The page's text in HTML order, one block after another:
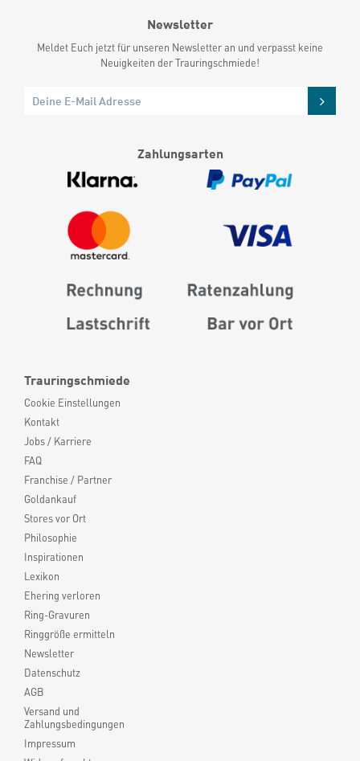
Trauringschmiede
Cookie Einstellungen
Kontakt
Jobs / Karriere
FAQ
Franchise / Partner
Goldankauf
Stores vor Ort
Philosophie
Inspirationen
Lexikon
Ehering verloren
Ring-Gravuren
Ringgröße ermitteln
Newsletter
Datenschutz
AGB
Versand und
Zahlungsbedingungen
Impressum
Newsletter
Meldet Euch jetzt für unseren Newsletter an und verpasst keine
Neuigkeiten der Trauringschmiede!
Zahlungsarten